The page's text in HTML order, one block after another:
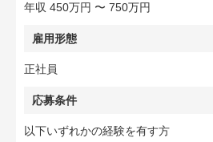
年収 450万円 〜 750万円
雇用形態
正社員
応募条件
以下いずれかの経験を有す方